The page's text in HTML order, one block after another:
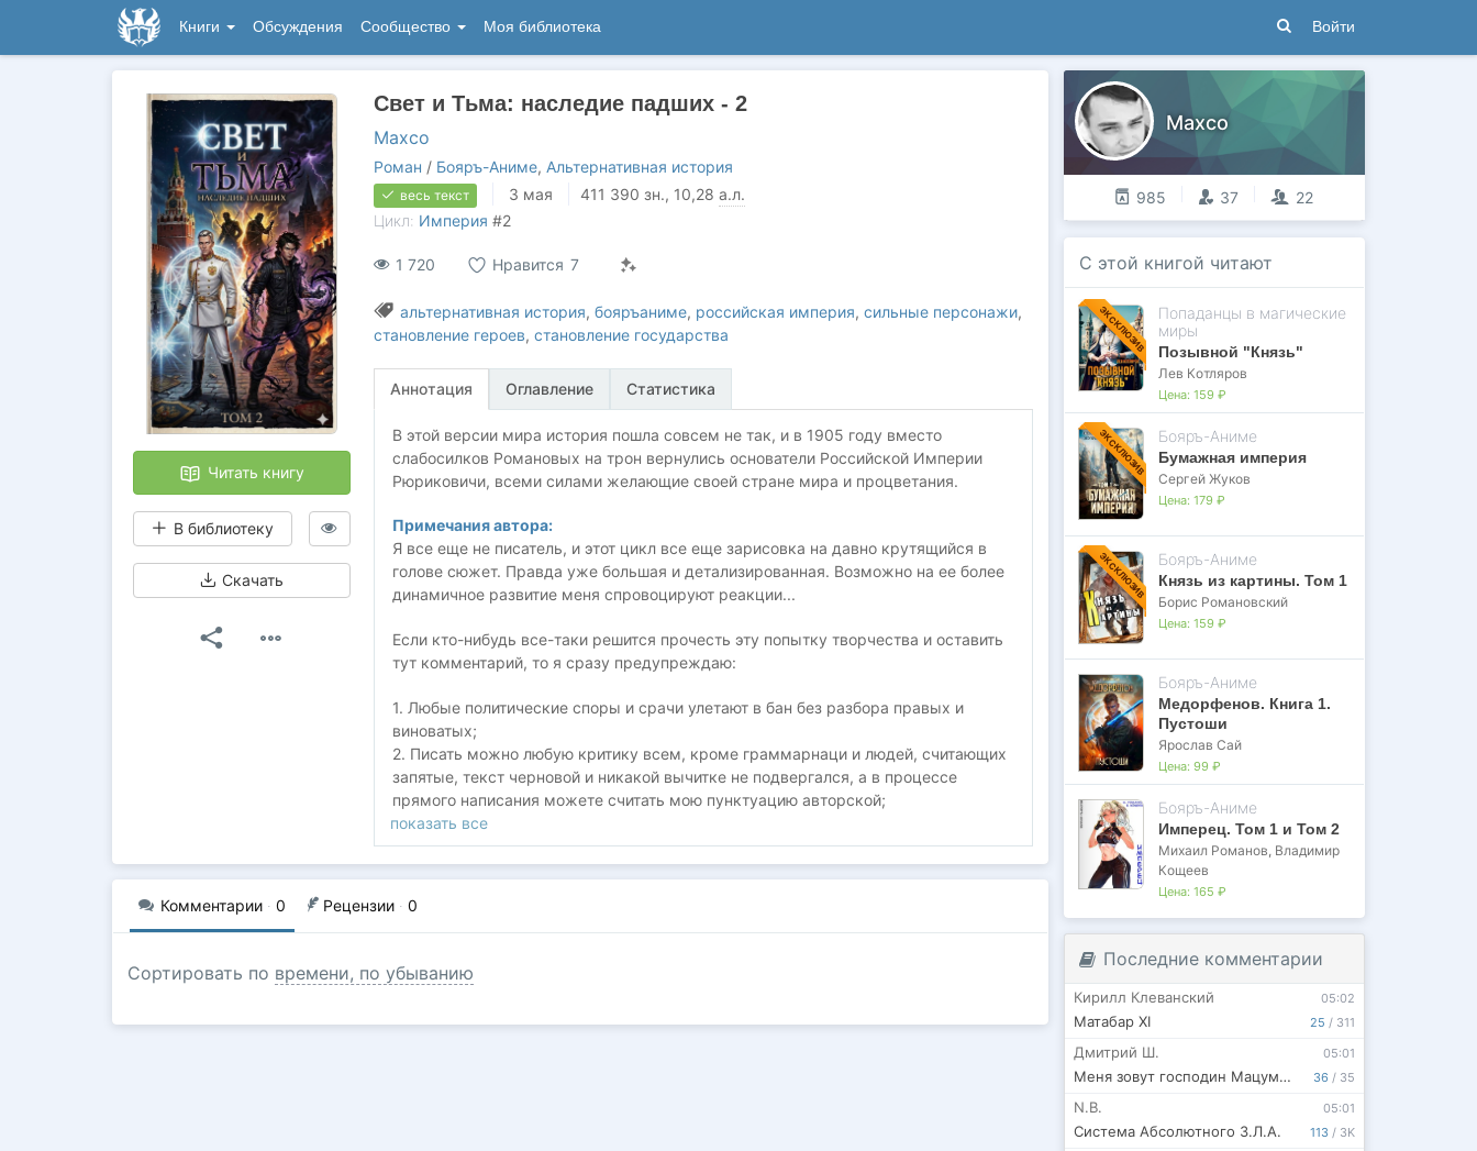
Книги Обсуждения Сообщество Моя библиотека Войти
Читать книгу
В библиотеку
Скачать
Свет и Тьма: наследие падших - 2
Maxco
Роман / Бояръ-Аниме, Альтернативная история
весь текст 3 мая 411 390 зн., 10,28 а.л.
Цикл: Империя #2
1 720 Нравится 7
альтернативная история, бояръаниме, российская империя, сильные персонажи,
становление героев, становление государства
Аннотация Оглавление Статистика
В этой версии мира история пошла совсем не так, и в 1905 году вместо
слабосилков Романовых на трон вернулись основатели Российской Империи
Рюриковичи, всеми силами желающие своей стране мира и процветания.
Примечания автора:
Я все еще не писатель, и этот цикл все еще зарисовка на давно крутящийся в
голове сюжет. Правда уже большая и детализированная. Возможно на ее более
динамичное развитие меня спровоцируют реакции...
Если кто-нибудь все-таки решится прочесть эту попытку творчества и оставить
тут комментарий, то я сразу предупреждаю:
1. Любые политические споры и срачи улетают в бан без разбора правых и
виноватых;
2. Писать можно любую критику всем, кроме граммарнаци и людей, считающих
запятые, текст черновой и никакой вычитке не подвергался, а в процессе
прямого написания можете считать мою пунктуацию авторской;
3. Текст не претендует на историческую достоверность, а весь лор мира
рожден больной фантазией недоавтора;
4. Если вам очень хочется перейти на личности, то гадьте в личку, не
Спасибо за внимание!
показать все
Комментарии · 0 Рецензии · 0
Сортировать по времени, по убыванию
Maxco
985 37 22
С этой книгой читают
ЭКСКЛЮЗИВ
Попаданцы в магические
миры
Позывной "Князь"
Лев Котляров
Цена: 159 ₽
ЭКСКЛЮЗИВ Бояръ-Аниме
Бумажная империя
Сергей Жуков
Цена: 179 ₽
ЭКСКЛЮЗИВ Бояръ-Аниме
Князь из картины. Том 1
Борис Романовский
Цена: 159 ₽
Бояръ-Аниме
Медорфенов. Книга 1.
Пустоши
Ярослав Сай
Цена: 99 ₽
Бояръ-Аниме
Имперец. Том 1 и Том 2
Михаил Романов, Владимир
Кощеев
Цена: 165 ₽
Последние комментарии
25 / 311
05:02
Кирилл Клеванский
Матабар XI
36 / 35
05:01
Дмитрий Ш.
Меня зовут господин Мацумото! том 6
113 / 3K
05:01
N.B.
Система Абсолютного З.Л.А.